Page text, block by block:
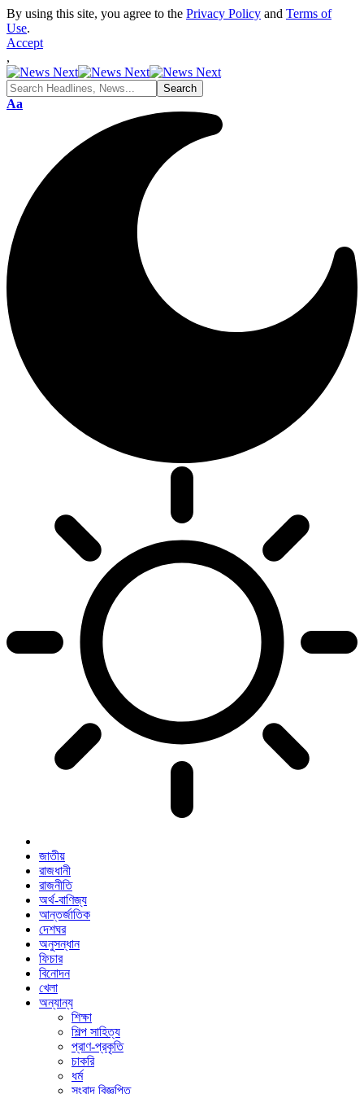
By using this site, you agree to the Privacy Policy and Terms of
Use.
Accept
,
Font
Aa
জাতীয়
রাজধানী
রাজনীতি
অর্থ-বাণিজ্য
আন্তর্জাতিক
দেশঘর
অনুসন্ধান
ফিচার
বিনোদন
খেলা
অন্যান্য
শিক্ষা
শিল্প সাহিত্য
প্রাণ-প্রকৃতি
চাকরি
ধর্ম
সংবাদ বিজ্ঞপ্তি